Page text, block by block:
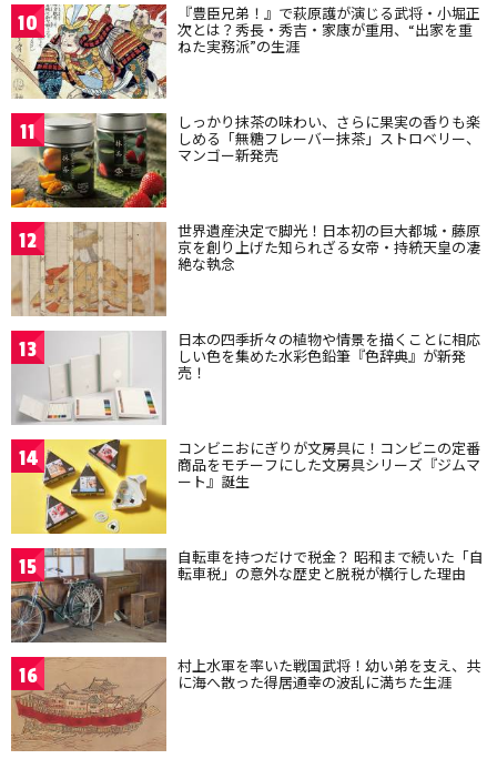
10 『豊臣兄弟！』で萩原護が演じる武将・小堀正
次とは？秀長・秀吉・家康が重用、“出家を重
ねた実務派”の生涯
11 しっかり抹茶の味わい、さらに果実の香りも楽
しめる「無糖フレーバー抹茶」ストロベリー、
マンゴー新発売
12 世界遺産決定で脚光！日本初の巨大都城・藤原
京を創り上げた知られざる女帝・持統天皇の凄
絶な執念
13 日本の四季折々の植物や情景を描くことに相応
しい色を集めた水彩色鉛筆『色辞典』が新発
売！
14 コンビニおにぎりが文房具に！コンビニの定番
商品をモチーフにした文房具シリーズ『ジムマ
ート』誕生
15 自転車を持つだけで税金？ 昭和まで続いた「自
転車税」の意外な歴史と脱税が横行した理由
16 村上水軍を率いた戦国武将！幼い弟を支え、共
に海へ散った得居通幸の波乱に満ちた生涯